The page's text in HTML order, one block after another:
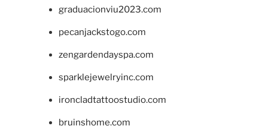
graduacionviu2023.com
pecanjackstogo.com
zengardendayspa.com
sparklejewelryinc.com
ironcladtattoostudio.com
bruinshome.com